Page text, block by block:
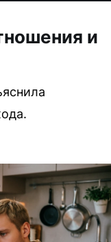
и